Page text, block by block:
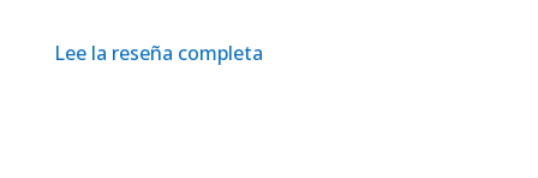
Lee la reseña completa